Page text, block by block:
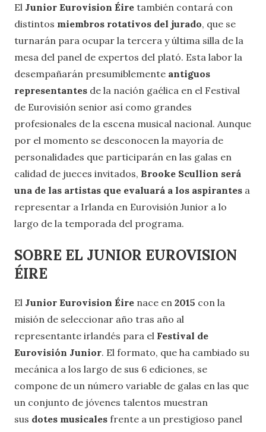
El Junior Eurovision Éire también contará con
distintos miembros rotativos del jurado, que se
turnarán para ocupar la tercera y última silla de la
mesa del panel de expertos del plató. Esta labor la
desempañarán presumiblemente antiguos
representantes de la nación gaélica en el Festival
de Eurovisión senior así como grandes
profesionales de la escena musical nacional. Aunque
por el momento se desconocen la mayoría de
personalidades que participarán en las galas en
calidad de jueces invitados, Brooke Scullion será
una de las artistas que evaluará a los aspirantes a
representar a Irlanda en Eurovisión Junior a lo
largo de la temporada del programa.
SOBRE EL JUNIOR EUROVISION
ÉIRE
El Junior Eurovision Éire nace en 2015 con la
misión de seleccionar año tras año al
representante irlandés para el Festival de
Eurovisión Junior. El formato, que ha cambiado su
mecánica a los largo de sus 6 ediciones, se
compone de un número variable de galas en las que
un conjunto de jóvenes talentos muestran
sus dotes musicales frente a un prestigioso panel